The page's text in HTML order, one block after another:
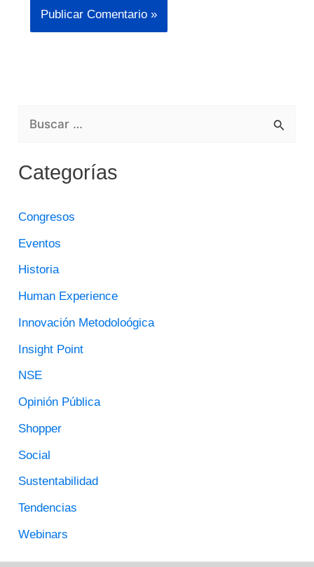
S
A
R
P
O
R
:
Categorías
Congresos
Eventos
Historia
Human Experience
Innovación Metodoloógica
Insight Point
NSE
Opinión Pública
Shopper
Social
Sustentabilidad
Tendencias
Webinars